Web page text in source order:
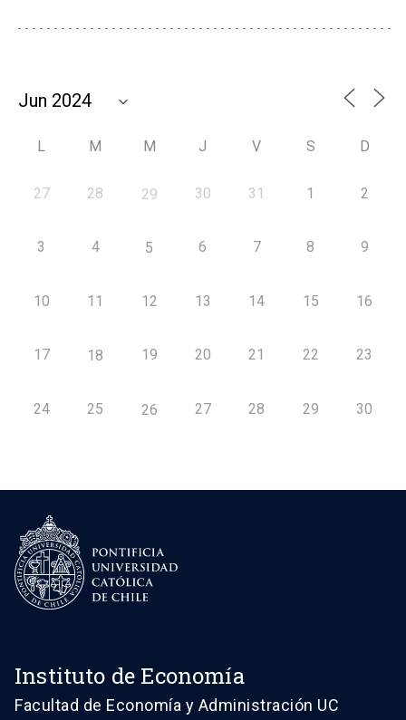
L M M J V S D
27 28 29 30 31 1 2
3 4 5 6 7 8 9
10 11 12 13 14 15 16
17 18 19 20 21 22 23
24 25 26 27 28 29 30
Instituto de Economía
Facultad de Economía y Administración UC